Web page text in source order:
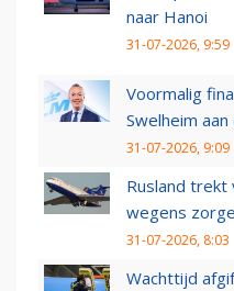
naar Hanoi
31-07-2026, 9:59
Voormalig
Swelheim
31-07-2026, 9:09
Rusland trekt
wegens
31-07-2026, 8:03
Wachttijd